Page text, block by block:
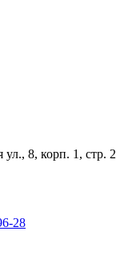
8, корп. 1, стр. 2
28